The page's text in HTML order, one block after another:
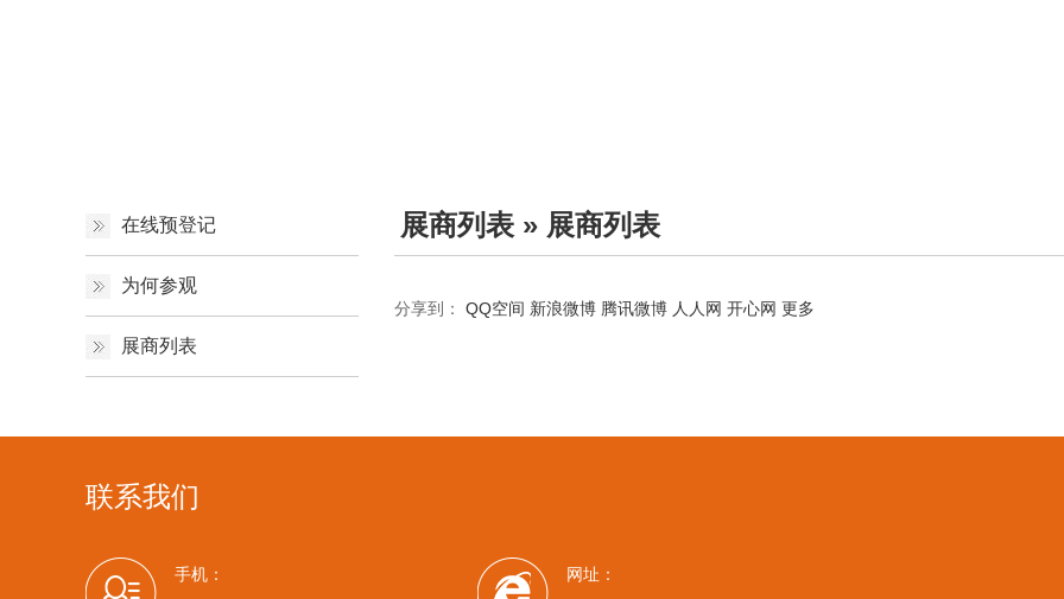
在线预登记
为何参观
展商列表
展商列表 » 展商列表
分享到： QQ空间 新浪微博 腾讯微博 人人网 开心网 更多
联系我们
手机： 网址：